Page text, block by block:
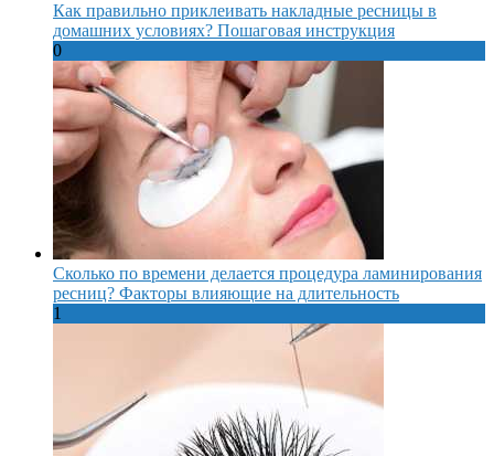
Как правильно приклеивать накладные ресницы в
домашних условиях? Пошаговая инструкция
0
Сколько по времени делается процедура ламинирования
ресниц? Факторы влияющие на длительность
1